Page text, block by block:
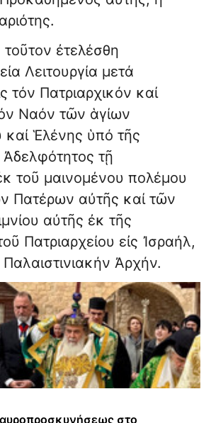
ἐτελέσθη
Λειτουργία μετά
τόν Πατριαρχικόν καί
Ναόν τῶν ἁγίων
καί Ἑλένης ὑπό τῆς
Ἀδελφότητος τῇ
τοῦ μαινομένου πολέμου
Πατέρων αὐτῆς καί τῶν
αὐτῆς ἐκ τῆς
Πατριαρχείου εἰς Ἰσραήλ,
Παλαιστινιακήν Ἀρχήν.
στο